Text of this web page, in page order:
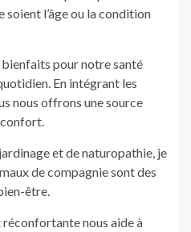
soient l’âge ou la condition
pour notre santé
En intégrant les
nous offrons une source
et de naturopathie, je
de compagnie sont des
être.
réconfortante nous aide à